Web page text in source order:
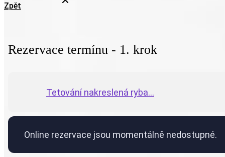
Zpět
Rezervace termínu - 1. krok
Tetování nakreslená ryba...
Online rezervace jsou momentálně nedostupné.